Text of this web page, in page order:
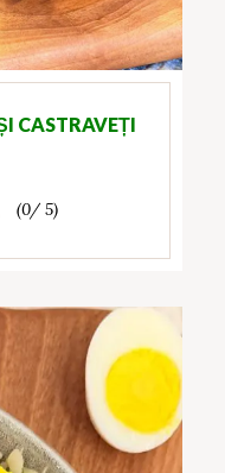
CASTRAVEȚI
(0/ 5)